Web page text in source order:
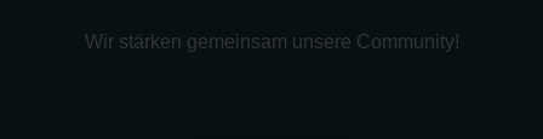
Wir stärken gemeinsam unsere Community!